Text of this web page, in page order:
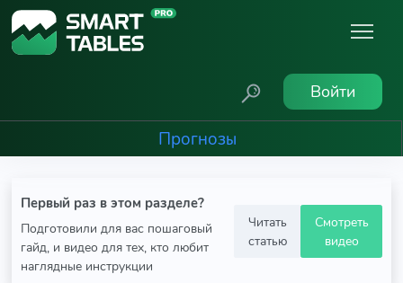
Войти
Прогнозы
Первый раз в этом разделе?
Подготовили для вас пошаговый
гайд, и видео для тех, кто любит
наглядные инструкции
Читать
статью
Смотреть
видео